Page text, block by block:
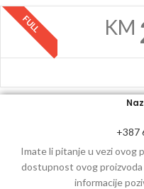
FULL KM
+387
Imate li pitanje u vezi ovog
dostupnost ovog
informacije